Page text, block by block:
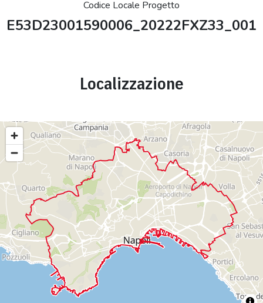
Codice Locale Progetto
E53D23001590006_20222FXZ33_001
Localizzazione